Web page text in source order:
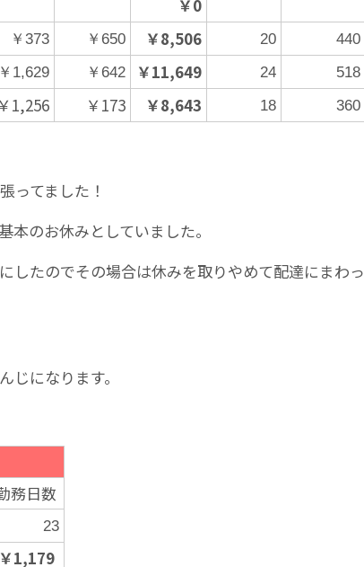
￥0
￥373 ￥650 ￥8,506 20
440
￥1,629 ￥642 ￥11,649 24
518
￥1,256 ￥173 ￥8,643 18 360
ってました！
本のお休みとしていました。
したのでその場合は休みを取りやめて配達にまわっ
じになります。
務日数
23
￥1,179